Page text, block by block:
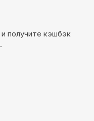
получите кэшбэк